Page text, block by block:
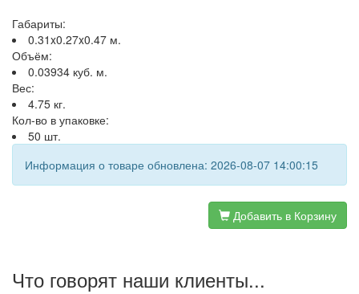
Габариты:
0.31x0.27x0.47 м.
Объём:
0.03934 куб. м.
Вес:
4.75 кг.
Кол-во в упаковке:
50 шт.
Информация о товаре обновлена: 2026-08-07 14:00:15
Добавить в Корзину
Что говорят наши клиенты...